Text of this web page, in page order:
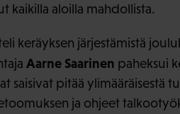
kaikilla aloilla mahdollista.
keräyksen järjestämistä
Aarne Saarinen paheksui
saisivat pitää ylimääräisestä
ja ohjeet